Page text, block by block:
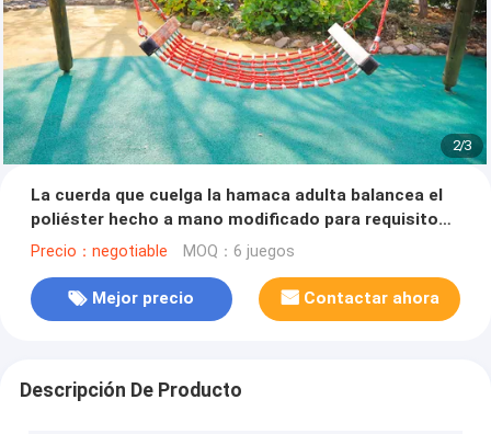
2/3
La cuerda que cuelga la hamaca adulta balancea el
poliéster hecho a mano modificado para requisitos
particulares
Precio：negotiable MOQ：6 juegos
Mejor precio Contactar ahora
Descripción De Producto